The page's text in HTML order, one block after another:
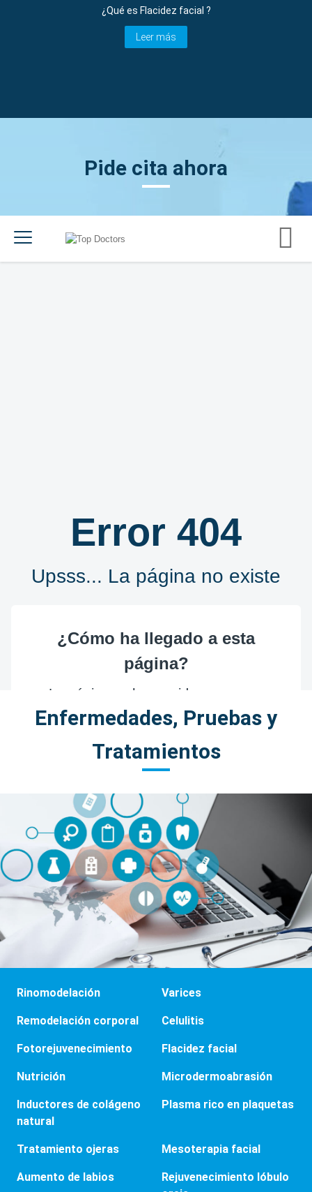
¿Qué es Flacidez facial ?
Leer más
Pide cita ahora
Enfermedades, Pruebas y
Tratamientos
Rinomodelación Varices
Remodelación corporal Celulitis
Fotorejuvenecimiento Flacidez facial
Nutrición Microdermoabrasión
Inductores de colágeno
natural
Plasma rico en plaquetas
Tratamiento ojeras Mesoterapia facial
Aumento de labios
Rejuvenecimiento lóbulo